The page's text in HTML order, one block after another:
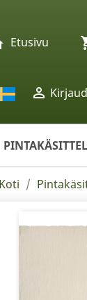
Etusivu

Koti